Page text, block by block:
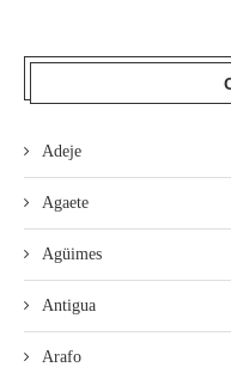
Adeje
Agaete
Agüimes
Antigua
Arafo